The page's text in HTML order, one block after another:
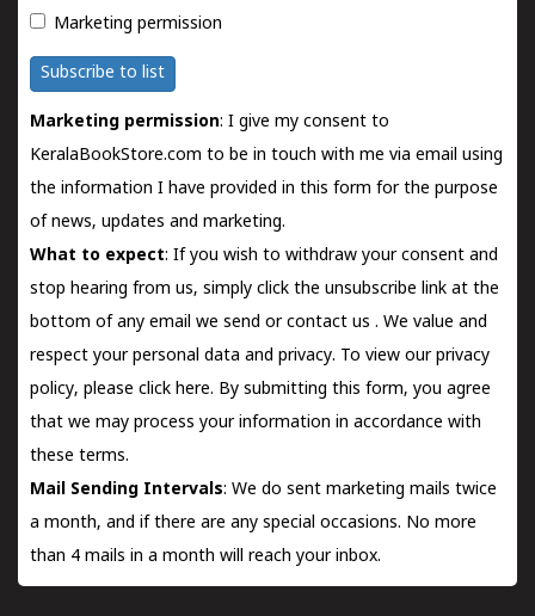
Marketing permission
Subscribe to list
Marketing permission: I give my consent to
KeralaBookStore.com to be in touch with me via email using
the information I have provided in this form for the purpose
of news, updates and marketing.
What to expect: If you wish to withdraw your consent and
stop hearing from us, simply click the unsubscribe link at the
bottom of any email we send orcontact us . We value and
respect your personal data and privacy. To view our privacy
policy, please click here. By submitting this form, you agree
that we may process your information in accordance with
these terms.
Mail Sending Intervals: We do sent marketing mails twice
a month, and if there are any special occasions. No more
than 4 mails in a month will reach your inbox.